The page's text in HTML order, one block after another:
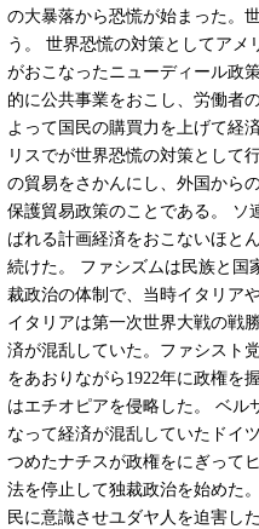
の大暴落から恐慌が始まった。
う。 世界恐慌の対策としてアメ
がおこなったニューディール政
的に公共事業をおこし、労働者
よって国民の購買力を上げて経
リスでが世界恐慌の対策として
の貿易をさかんにし、外国から
保護貿易政策のことである。 ソ
ばれる計画経済をおこないほと
続けた。 ファシズムは民族と国
裁政治の体制で、当時イタリア
イタリアは第一次世界大戦の戦
済が混乱していた。ファシスト
をあおりながら1922年に政権を
はエチオピアを侵略した。 ベル
なって経済が混乱していたドイ
つめたナチスが政権をにぎって
法を停止して独裁政治を始めた
民に意識させユダヤ人を迫害した